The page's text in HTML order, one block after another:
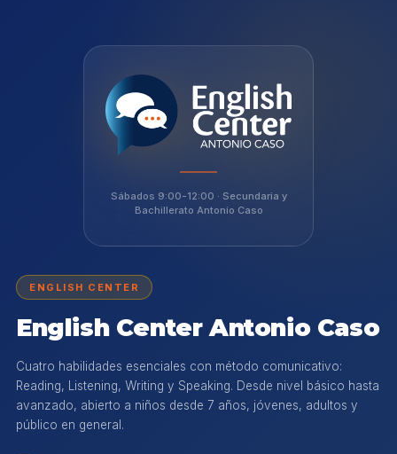
ENGLISH CENTER
English Center Antonio Caso
Cuatro habilidades esenciales con método comunicativo:
Reading, Listening, Writing y Speaking. Desde nivel básico hasta
avanzado, abierto a niños desde 7 años, jóvenes, adultos y
público en general.
Sábados 9:00-12:00 · Secundaria y
Bachillerato Antonio Caso